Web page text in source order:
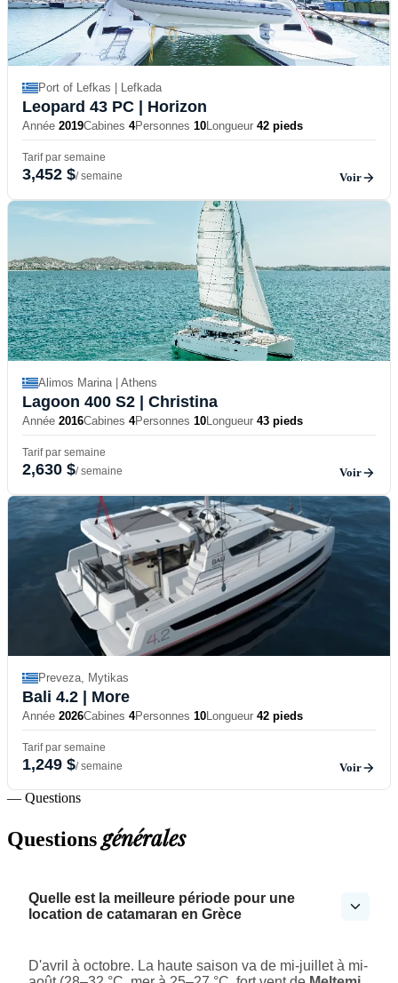
Port of Lefkas | Lefkada
Leopard 43 PC | Horizon
Année 2019Cabines 4Personnes 10Longueur 42 pieds
Tarif par semaine
3,452 $/ semaine Voir
Alimos Marina | Athens
Lagoon 400 S2 | Christina
Année 2016Cabines 4Personnes 10Longueur 43 pieds
Tarif par semaine
2,630 $/ semaine Voir
Preveza, Mytikas
Bali 4.2 | More
Année 2026Cabines 4Personnes 10Longueur 42 pieds
Tarif par semaine
1,249 $/ semaine Voir
— Questions
Questionsgénérales
Quelle est la meilleure période pour une
location de catamaran en Grèce
D'avril à octobre. La haute saison va de mi-juillet à mi-